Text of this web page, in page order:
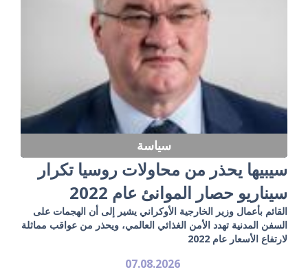
سياسة
سيبيها يحذر من محاولات روسيا تكرار
سيناريو حصار الموانئ عام 2022
القائم بأعمال وزير الخارجية الأوكراني يشير إلى أن الهجمات على
السفن المدنية تهدد الأمن الغذائي العالمي، ويحذر من عواقب مماثلة
لارتفاع الأسعار عام 2022
07.08.2026